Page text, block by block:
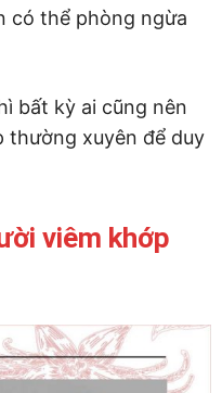
có thể phòng ngừa
bất kỳ ai cũng nên
thường xuyên để duy
viêm khớp